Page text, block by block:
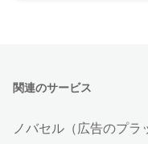
関連のサービス
ノバセル（広告のプラ